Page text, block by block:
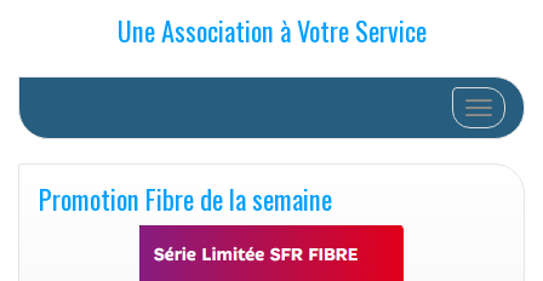
Une Association à Votre Service
Afficher/
Promotion Fibre de la semaine